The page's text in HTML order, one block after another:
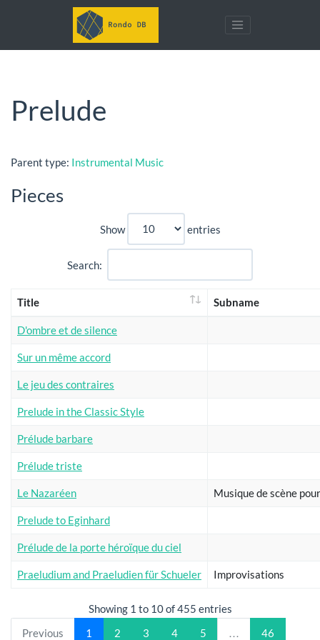
Prelude
Parent type: Instrumental Music
Pieces
Show entries
Search:
Title Subname
D'ombre et de silence
Sur un même accord
Le jeu des contraires
Prelude in the Classic Style
Prélude barbare
Prélude triste
Le Nazaréen Musique de scène
Prelude to Eginhard
Prélude de la porte héroïque du ciel
Praeludium and Praeludien für Schueler Improvisations
Showing 1 to 10 of 455 entries
Previous
1 2 3 4 5 … 46